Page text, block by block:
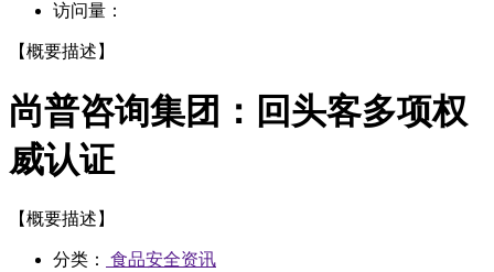
访问量：
【概要描述】
尚普咨询集团：回头客多项权
威认证
【概要描述】
分类：
食品安全资讯